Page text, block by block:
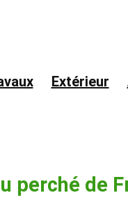
Extérieur
perché de